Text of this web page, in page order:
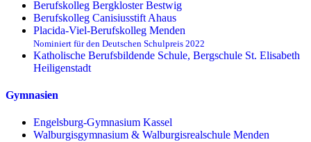
Berufskolleg Bergkloster Bestwig
Berufskolleg Canisiusstift Ahaus
Placida-Viel-Berufskolleg Menden
Nominiert für den Deutschen Schulpreis 2022
Katholische Berufsbildende Schule, Bergschule St. Elisabeth
Heiligenstadt
Gymnasien
Engelsburg-Gymnasium Kassel
Walburgisgymnasium & Walburgisrealschule Menden